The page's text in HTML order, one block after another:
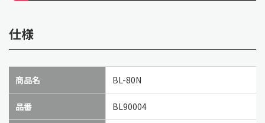
仕様
商品名 BL-80N
品番 BL90004